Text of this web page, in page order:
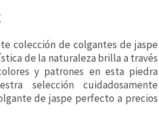
colección de colgantes de jaspe
de la naturaleza brilla a través
y patrones en esta piedra
selección cuidadosamente
de jaspe perfecto a precios